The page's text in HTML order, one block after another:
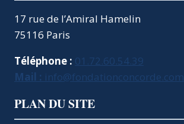
17 rue de l’Amiral Hamelin
75116 Paris
Téléphone : 01.72.60.54.39
Mail : info@fondationconcorde.com
PLAN DU SITE